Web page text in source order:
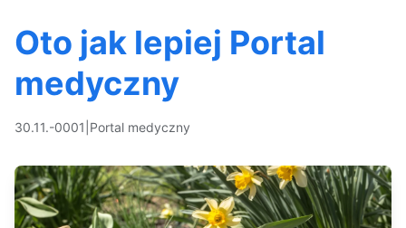
Oto jak lepiej Portal
medyczny
30.11.-0001 Portal medyczny